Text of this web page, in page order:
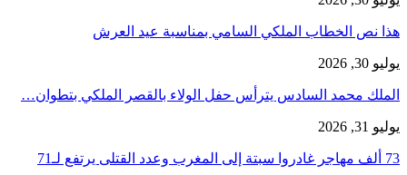
هذا نص الخطاب الملكي السامي بمناسبة عيد العرش
يوليو 30, 2026
الملك محمد السادس يترأس حفل الولاء بالقصر الملكي بتطوان…
يوليو 31, 2026
73 ألف مهاجر غادروا سبتة إلى المغرب وعدد القتلى يرتفع لـ71